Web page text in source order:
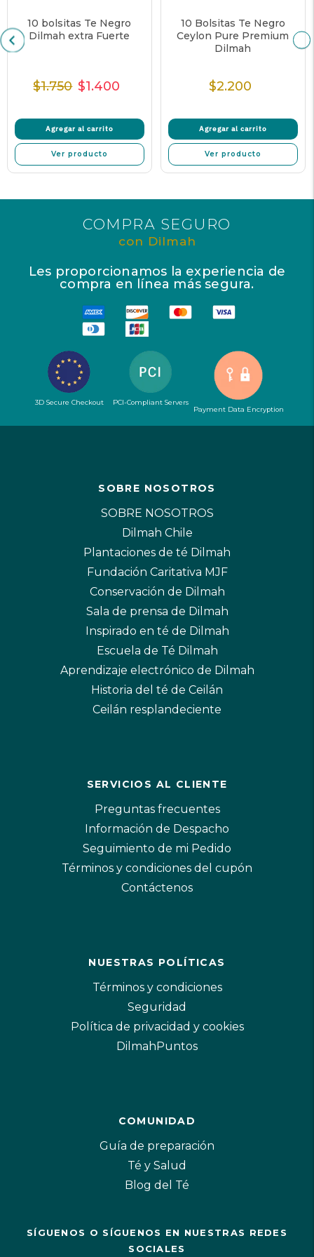
10 bolsitas Te Negro
Dilmah extra Fuerte
Precio
$1.750 Precio
oferta
$1.400
Agregar al carrito
Ver producto
10 Bolsitas Te Negro
Ceylon Pure Premium
Dilmah
Precio
$2.200
Agregar al carrito
Ver producto
COMPRA SEGURO
con Dilmah
Les proporcionamos la experiencia de
compra en línea más segura.
3D Secure Checkout
PCI-Compliant Servers
Payment Data Encryption
SOBRE NOSOTROS
SOBRE NOSOTROS
Dilmah Chile
Plantaciones de té Dilmah
Fundación Caritativa MJF
Conservación de Dilmah
Sala de prensa de Dilmah
Inspirado en té de Dilmah
Escuela de Té Dilmah
Aprendizaje electrónico de Dilmah
Historia del té de Ceilán
Ceilán resplandeciente
SERVICIOS AL CLIENTE
Preguntas frecuentes
Información de Despacho
Seguimiento de mi Pedido
Términos y condiciones del cupón
Contáctenos
NUESTRAS POLÍTICAS
Términos y condiciones
Seguridad
Política de privacidad y cookies
DilmahPuntos
COMUNIDAD
Guía de preparación
Té y Salud
Blog del Té
SÍGUENOS O SÍGUENOS EN NUESTRAS REDES
SOCIALES